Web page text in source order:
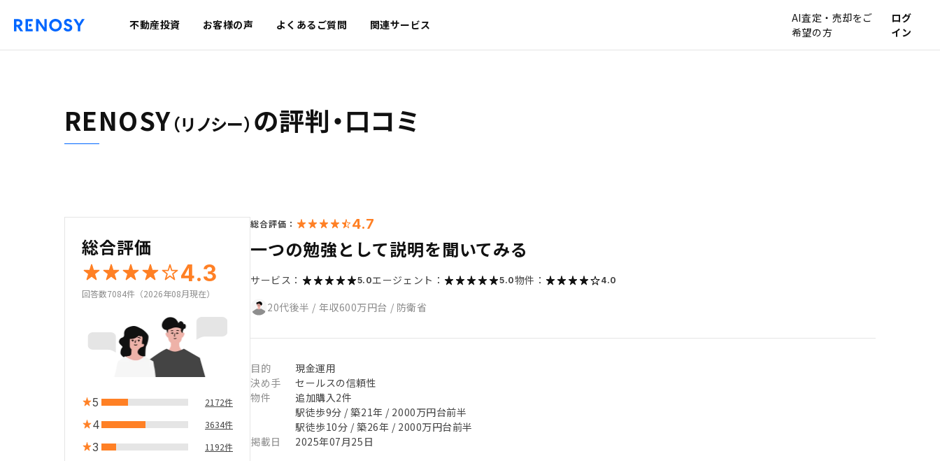
不動産投資 お客様の声 よくあるご質問 関連サービス
AI査定・売却をご
希望の方
ログ
イン
RENOSY（リノシー） の評判・口コミ
総合評価
4.3
回答数7084件（2026年08月現在）
5 2172件
4 3634件
3 1192件
総合評価： 4.7
一つの勉強として説明を聞いてみる
サービス： 5.0エージェント： 5.0物件： 4.0
20代後半 / 年収600万円台 / 防衛省
目的
現金運用
決め手
セールスの信頼性
物件
追加購入2件
駅徒歩9分 / 築21年 / 2000万円台前半
駅徒歩10分 / 築26年 / 2000万円台前半
掲載日
2025年07月25日